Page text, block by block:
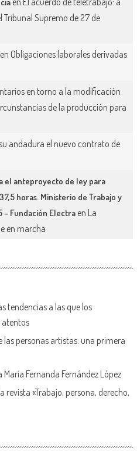
Supremo de 27 de
Obligaciones laborales derivadas
en torno a la modificación
de la producción para
andadura el nuevo contrato de
el anteproyecto de ley para
horas. Ministerio de Trabajo y
– Fundación Electraen La
en marcha
tendencias a las que los
atentos
las personas artistas: una primera
Fernanda Fernández López
revista «Trabajo, persona, derecho,